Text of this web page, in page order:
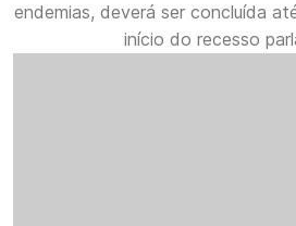
endemias, deverá ser concluída
início do recesso